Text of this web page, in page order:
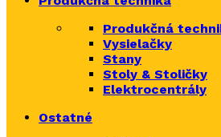
Produkčná
Vysielačky
Stany
Stoly & Stoličky
Elektrocentrály
Ostatné